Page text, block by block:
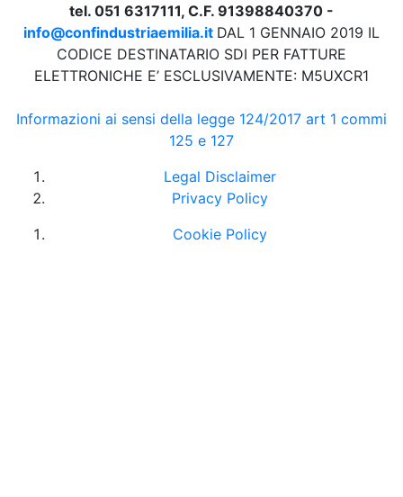
tel. 051 6317111, C.F. 91398840370 -
info@confindustriaemilia.it DAL 1 GENNAIO 2019 IL
CODICE DESTINATARIO SDI PER FATTURE
ELETTRONICHE E’ ESCLUSIVAMENTE: M5UXCR1
Informazioni ai sensi della legge 124/2017 art 1 commi
125 e 127
Legal Disclaimer
Privacy Policy
Cookie Policy